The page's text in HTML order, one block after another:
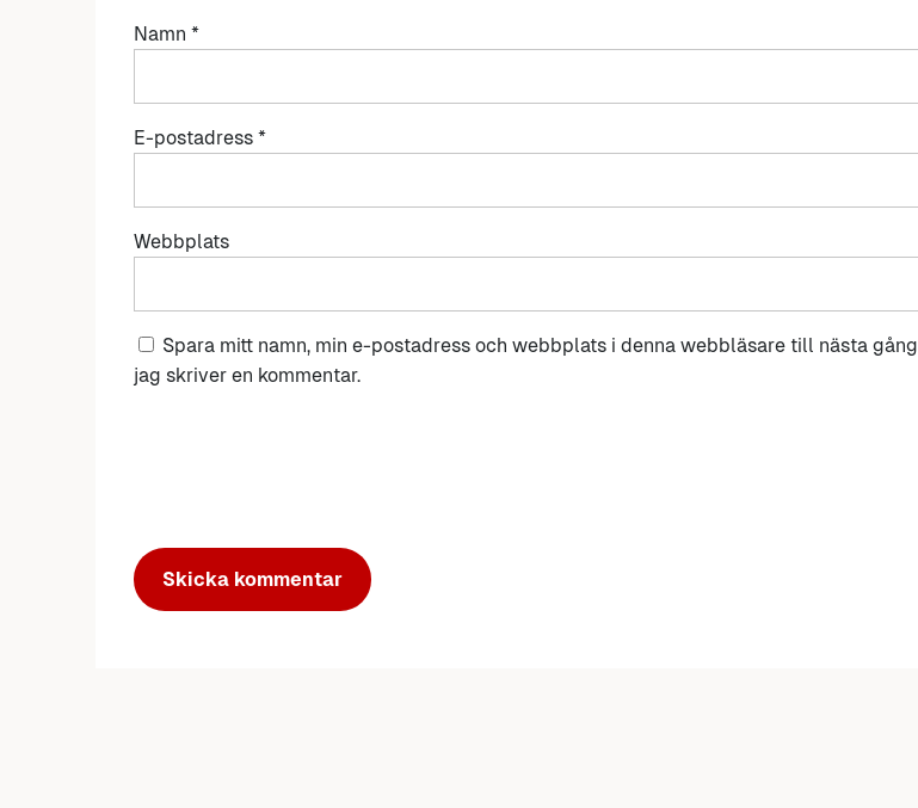
Namn *
E-postadress *
Webbplats
Spara mitt namn, min e-postadress och webbplats i denna webbläsare till nästa gång
jag skriver en kommentar.